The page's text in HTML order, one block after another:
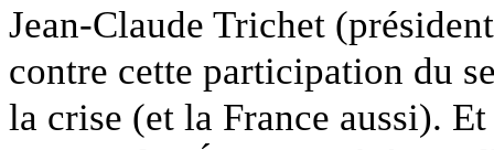
Jean-Claude Trichet
contre cette participation du
la crise (et la France aussi).